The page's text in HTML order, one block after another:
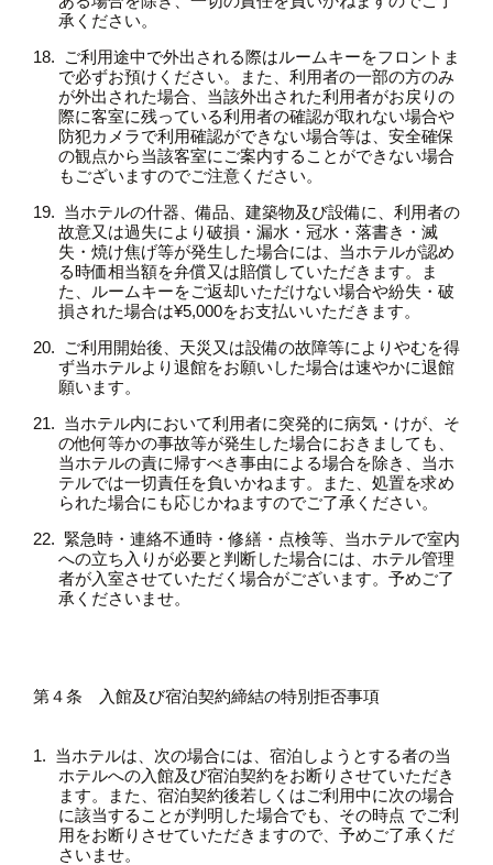
承ください。
ご利用途中で外出される際はルームキーをフロントま
で必ずお預けください。また、利用者の一部の方のみ
が外出された場合、当該外出された利用者がお戻りの
際に客室に残っている利用者の確認が取れない場合や
防犯カメラで利用確認ができない場合等は、安全確保
の観点から当該客室にご案内することができない場合
もございますのでご注意ください。
当ホテルの什器、備品、建築物及び設備に、利用者の
故意又は過失により破損・漏水・冠水・落書き・滅
失・焼け焦げ等が発生した場合には、当ホテルが認め
る時価相当額を弁償又は賠償していただきます。ま
た、ルームキーをご返却いただけない場合や紛失・破
損された場合は¥5,000をお支払いいただきます。
ご利用開始後、天災又は設備の故障等によりやむを得
ず当ホテルより退館をお願いした場合は速やかに退館
願います。
当ホテル内において利用者に突発的に病気・けが、そ
の他何等かの事故等が発生した場合におきましても、
当ホテルの責に帰すべき事由による場合を除き、当ホ
テルでは一切責任を負いかねます。また、処置を求め
られた場合にも応じかねますのでご了承ください。
緊急時・連絡不通時・修繕・点検等、当ホテルで室内
への立ち入りが必要と判断した場合には、ホテル管理
者が入室させていただく場合がございます。予めご了
承くださいませ。
第４条 入館及び宿泊契約締結の特別拒否事項
当ホテルは、次の場合には、宿泊しようとする者の当
ホテルへの入館及び宿泊契約をお断りさせていただき
ます。また、宿泊契約後若しくはご利用中に次の場合
に該当することが判明した場合でも、その時点 でご利
用をお断りさせていただきますので、予めご了承くだ
さいませ。